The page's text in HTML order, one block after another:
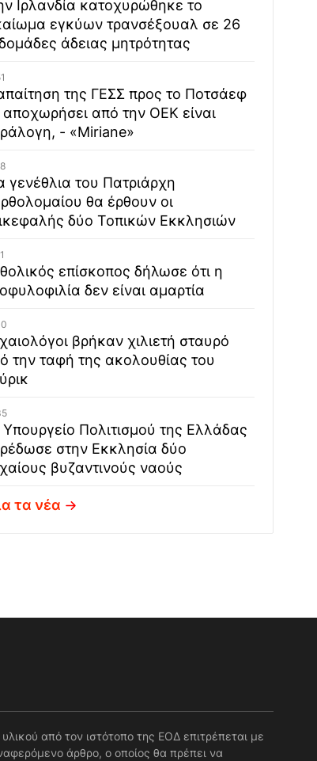
Ιρλανδία κατοχυρώθηκε το
εγκύων τρανσέξουαλ σε 26
άδειας μητρότητας
της ΓΕΣΣ προς το Ποτσάεφ
από την ΟΕΚ είναι
- «Miriane»
γενέθλια του Πατριάρχη
θα έρθουν οι
δύο Τοπικών Εκκλησιών
επίσκοπος δήλωσε ότι η
δεν είναι αμαρτία
βρήκαν χιλιετή σταυρό
την ταφή της ακολουθίας του
Πολιτισμού της Ελλάδας
στην Εκκλησία δύο
βυζαντινούς ναούς
τα νέα
από τον ιστότοπο της ΕΟΔ επιτρέπεται με
άρθρο, ο οποίος θα πρέπει να